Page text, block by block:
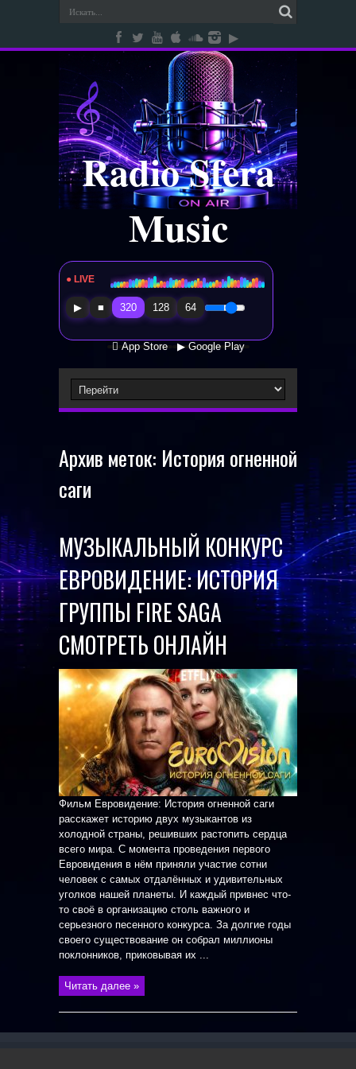
Radio Sfera
Music
● LIVE Radio Sfera Music
▶ ■ 320 128 64
 App Store ▶ Google Play
Архив меток: История огненной
саги
МУЗЫКАЛЬНЫЙ КОНКУРС
ЕВРОВИДЕНИЕ: ИСТОРИЯ
ГРУППЫ FIRE SAGA
СМОТРЕТЬ ОНЛАЙН
Фильм Евровидение: История огненной саги
расскажет историю двух музыкантов из
холодной страны, решивших растопить сердца
всего мира. С момента проведения первого
Евровидения в нём приняли участие сотни
человек с самых отдалённых и удивительных
уголков нашей планеты. И каждый привнес что-
то своё в организацию столь важного и
серьезного песенного конкурса. За долгие годы
своего существование он собрал миллионы
поклонников, приковывая их ...
Читать далее »